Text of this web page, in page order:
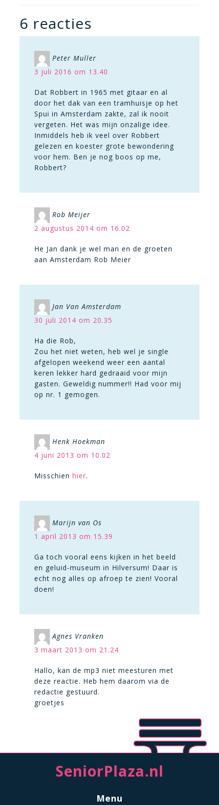
6 reacties
Peter Muller
3 juli 2016 om 13.40
Dat Robbert in 1965 met gitaar en al
door het dak van een tramhuisje op het
Spui in Amsterdam zakte, zal ik nooit
vergeten. Het was mijn onzalige idee.
Inmiddels heb ik veel over Robbert
gelezen en koester grote bewondering
voor hem. Ben je nog boos op me,
Robbert?
Rob Meijer
2 augustus 2014 om 16.02
He Jan dank je wel man en de groeten
aan Amsterdam Rob Meier
Jan Van Amsterdam
30 juli 2014 om 20.35
Ha die Rob,
Zou het niet weten, heb wel je single
afgelopen weekend weer een aantal
keren lekker hard gedraaid voor mijn
gasten. Geweldig nummer!! Had voor mij
op nr. 1 gemogen.
Henk Hoekman
4 juni 2013 om 10.02
Misschien hier.
Marijn van Os
1 april 2013 om 15.39
Ga toch vooral eens kijken in het beeld
en geluid-museum in Hilversum! Daar is
echt nog alles op afroep te zien! Vooral
doen!
Agnes Vranken
3 maart 2013 om 21.24
Hallo, kan de mp3 niet meesturen met
deze reactie. Heb hem daarom via de
redactie gestuurd.
groetjes
SeniorPlaza.nl
Menu